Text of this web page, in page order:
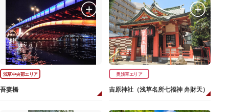
浅草中央部エリア
吾妻橋
奥浅草エリア
吉原神社（浅草名所七福神 弁財天）